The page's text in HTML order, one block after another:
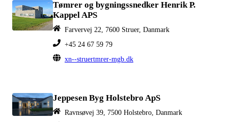
Tømrer og bygningssnedker Henrik P.
Kappel APS
Farvervej 22, 7600 Struer, Danmark
+45 24 67 59 79
xn--struertmrer-mgb.dk
Jeppesen Byg Holstebro ApS
Ravnsøvej 39, 7500 Holstebro, Danmark